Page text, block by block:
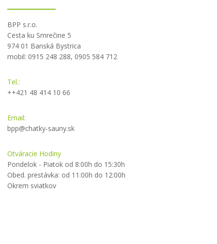
BPP s.r.o.
Cesta ku Smrečine 5
974 01 Banská Bystrica
mobil: 0915 248 288, 0905 584 712
Tel.:
++421 48 414 10 66
Email:
bpp@chatky-sauny.sk
Otváracie Hodiny
Pondelok - Piatok od 8:00h do 15:30h
Obed. prestávka: od 11:00h do 12:00h
Okrem sviatkov